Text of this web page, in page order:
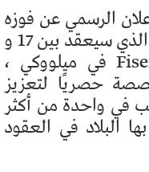
الرسمي عن فوزه
في مؤتمر الحزب الديمقراطي الذي سيعقد بين 17 و
20 أغسطس في منتدى Fiserv في ميلووكي ،
حصريًا لتعزيز
في واحدة من أكثر
البلاد في العقود